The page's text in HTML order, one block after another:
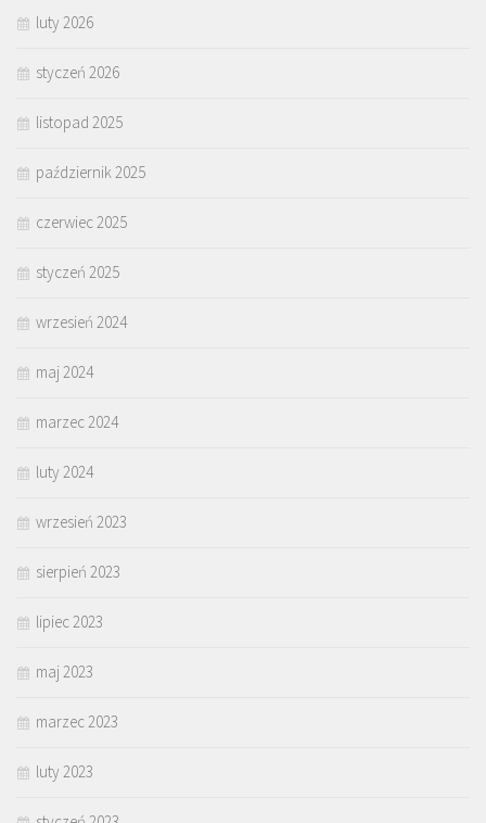
luty 2026
styczeń 2026
listopad 2025
październik 2025
czerwiec 2025
styczeń 2025
wrzesień 2024
maj 2024
marzec 2024
luty 2024
wrzesień 2023
sierpień 2023
lipiec 2023
maj 2023
marzec 2023
luty 2023